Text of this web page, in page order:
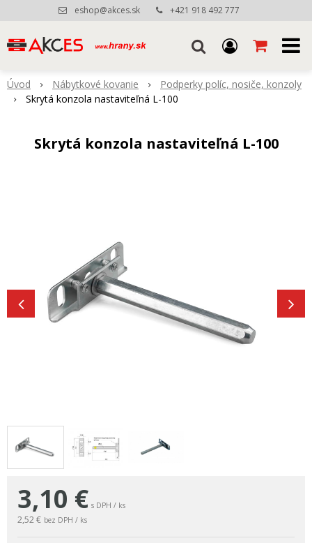
eshop@akces.sk +421 918 492 777
Úvod Nábytkové kovanie
Podperky políc, nosiče, konzoly
Skrytá konzola nastaviteľná L-100
Skrytá konzola nastaviteľná L-100
3,10 € s DPH / ks
2,52 € bez DPH / ks